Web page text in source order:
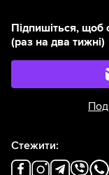
Підпишіться, щоб
(раз на два тижні)
Стежити: